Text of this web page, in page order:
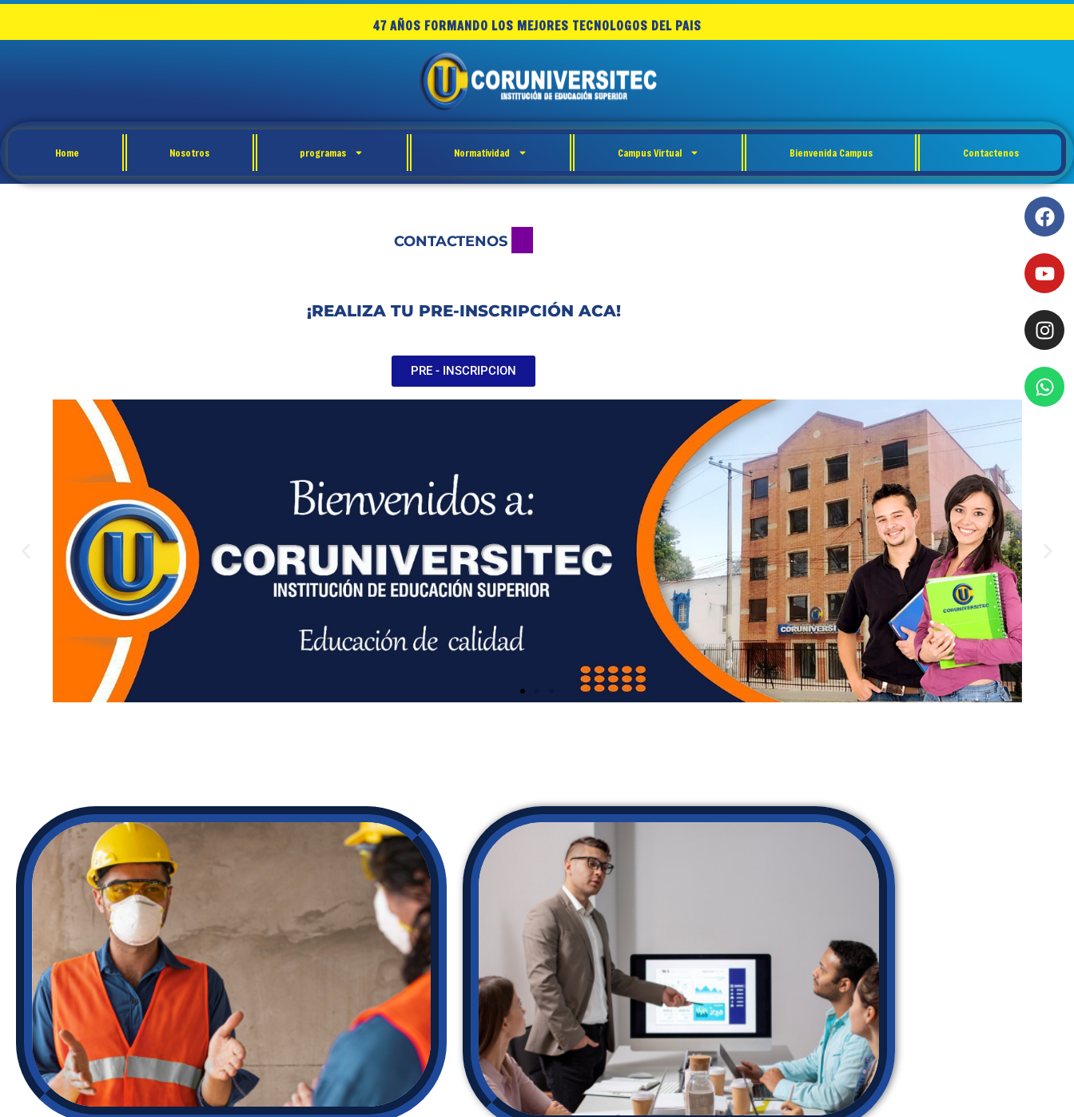
47 AÑOS FORMANDO LOS MEJORES TECNOLOGOS DEL PAIS
Home Nosotros programas Normatividad Campus Virtual Bienvenida Campus Contactenos
CONTACTENOS SOLICITA INFORMACION
¡REALIZA TU PRE-INSCRIPCIÓN ACA!
PRE - INSCRIPCION